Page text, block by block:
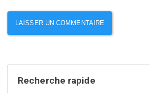
Recherche rapide